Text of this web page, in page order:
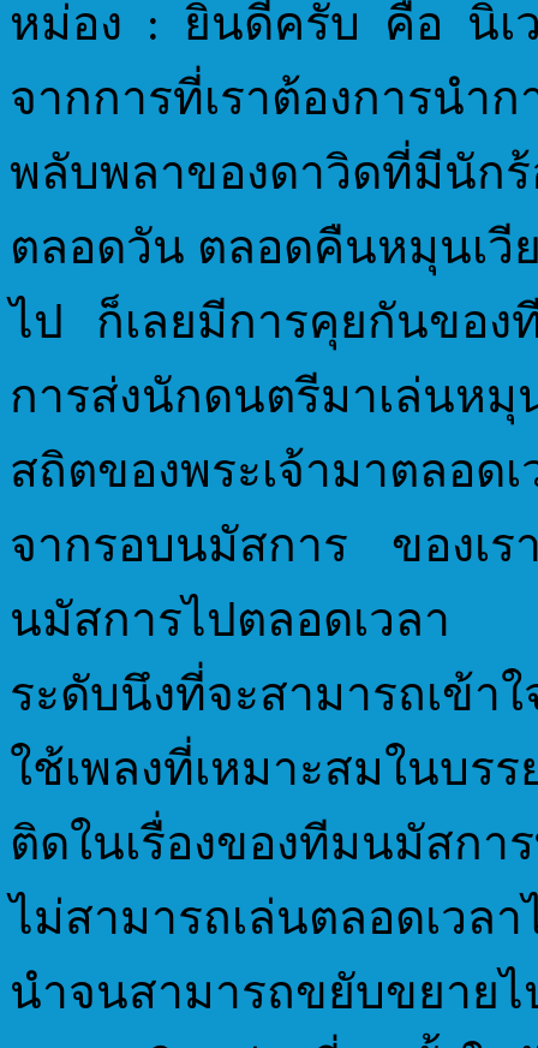
หม่อง : ยินดีครับ คือ นิเ
จากการที่เราต้องการนำ
พลับพลาของดาวิดที่มีนัก
ตลอดวัน ตลอดคืนหมุนเวี
ไป ก็เลยมีการคุยกันของ
การส่งนักดนตรีมาเล่นห
สถิตของพระเจ้ามาตลอด
จากรอบนมัสการ ของเร
นมัสการไปตลอดเวลา
ระดับนึงที่จะสามารถเข้า
ใช้เพลงที่เหมาะสมในบ
ติดในเรื่องของทีมนมัสกา
ไม่สามารถเล่นตลอดเวล
นำจนสามารถขยับขยาย